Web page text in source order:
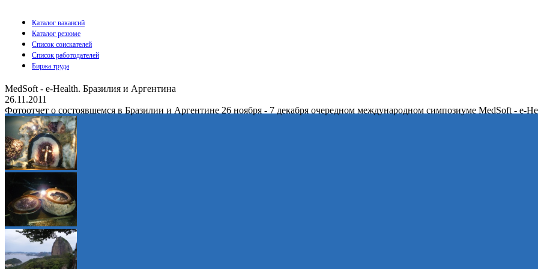
Каталог вакансий
Каталог резюме
Список соискателей
Список работодателей
Биржа труда
MedSoft - e-Health. Бразилия и Аргентина
26.11.2011
Фотоотчет о состоявшемся в Бразилии и Аргентине 26 ноября - 7 декабря очередном международном симпозиуме MedSoft - e-